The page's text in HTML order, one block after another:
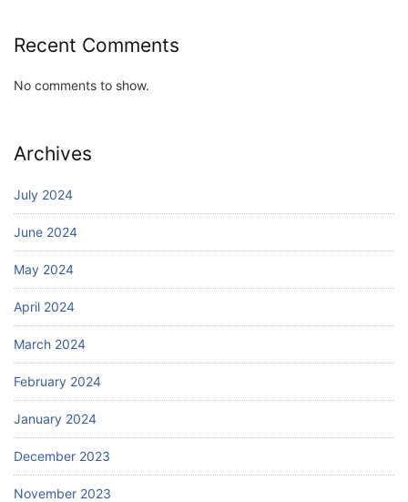
Recent Comments
No comments to show.
Archives
July 2024
June 2024
May 2024
April 2024
March 2024
February 2024
January 2024
December 2023
November 2023